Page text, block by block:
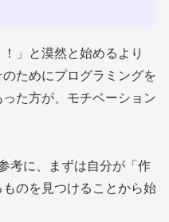
」と漠然と始めるより
ためにプログラミングを
た方が、モチベーション
考に、まずは自分が「作
のを見つけることから始